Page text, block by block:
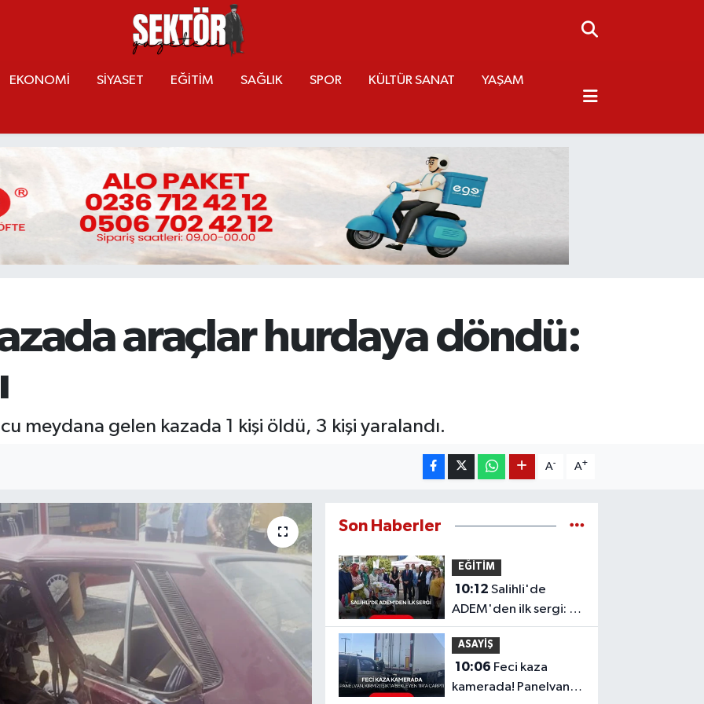
EKONOMİ SİYASET EĞİTİM SAĞLIK SPOR KÜLTÜR SANAT YAŞAM
araçlar hurdaya döndü:
meydana gelen kazada 1 kişi öldü, 3 kişi yaralandı.
A- A+
Son Haberler
EĞİTİM
10:12 Salihli'de
ADEM'den ilk sergi: El
emeği ürünler büyük
beğeni topladı
ASAYİŞ
10:06
kamerada! Panelvan,